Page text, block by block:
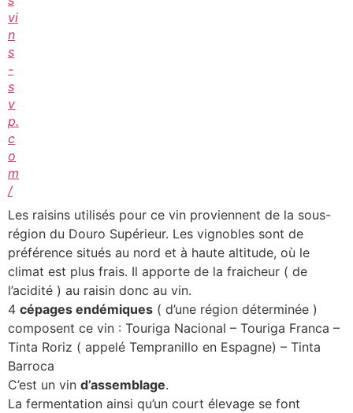
vi
n
s
-
s
v
p.
c
o
m
/
Les raisins utilisés pour ce vin proviennent de la sous-
région du Douro Supérieur. Les vignobles sont de
préférence situés au nord et à haute altitude, où le
climat est plus frais. Il apporte de la fraicheur ( de
l’acidité ) au raisin donc au vin.
4 cépages endémiques ( d’une région déterminée )
composent ce vin : Touriga Nacional – Touriga Franca –
Tinta Roriz ( appelé Tempranillo en Espagne) – Tinta
Barroca
C’est un vin d’assemblage.
La fermentation ainsi qu’un court élevage se font